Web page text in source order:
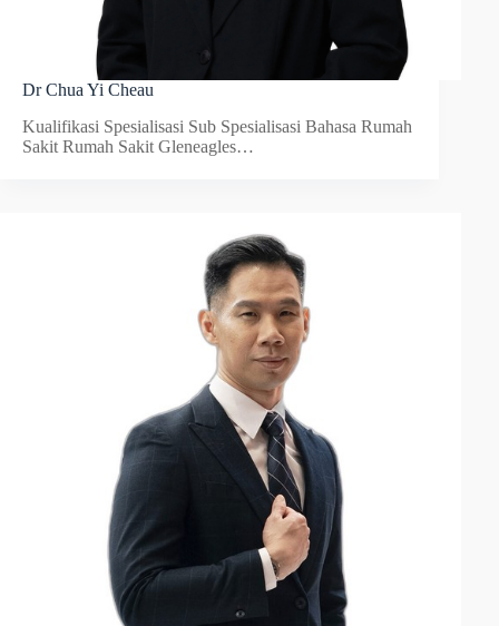
Dr Chua Yi Cheau
Kualifikasi Spesialisasi Sub Spesialisasi Bahasa Rumah
Sakit Rumah Sakit Gleneagles…